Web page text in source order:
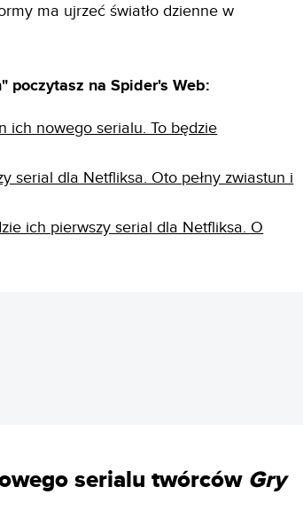
ma ujrzeć światło dzienne w
poczytasz na Spider's Web:
ich nowego serialu. To będzie
serial dla Netfliksa. Oto pełny zwiastun i
ich pierwszy serial dla Netfliksa. O
serialu twórców Gry